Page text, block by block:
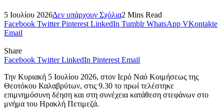
5 Ιουλίου 2026Δεν υπάρχουν Σχόλια2 Mins Read
Facebook Twitter Pinterest LinkedIn Tumblr WhatsApp VKontakte
Email
Share
Facebook Twitter LinkedIn Pinterest Email
Την Κυριακή 5 Ιουλίου 2026, στον Ιερό Ναό Κοιμήσεως της
Θεοτόκου Καλαβρύτων, στις 9.30 το πρωί τελέστηκε
επιμνημόσυνη δέηση και στη συνέχεια κατάθεση στεφάνων στο
μνήμα του Ηρακλή Πετιμεζά.